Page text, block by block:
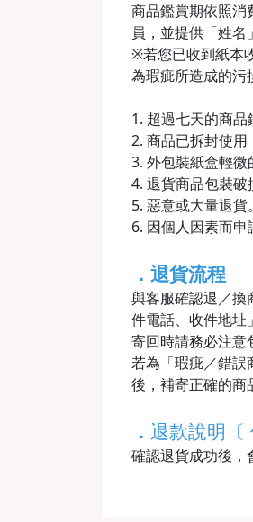
商品鑑賞期依照消
員，並提供「姓
※若您已收到紙本
為瑕疵所造成的污
1. 超過七天的商品
2. 商品已拆封使用
3. 外包裝紙盒輕微
4. 退貨商品包裝破
5. 惡意或大量退貨。
6. 因個人因素而申
．退貨流程
與客服確認退／換
件電話、收件地址
寄回時請務必注意
若為「瑕疵／錯誤
後，補寄正確的商
． 退款說明〔
確認退貨成功後，